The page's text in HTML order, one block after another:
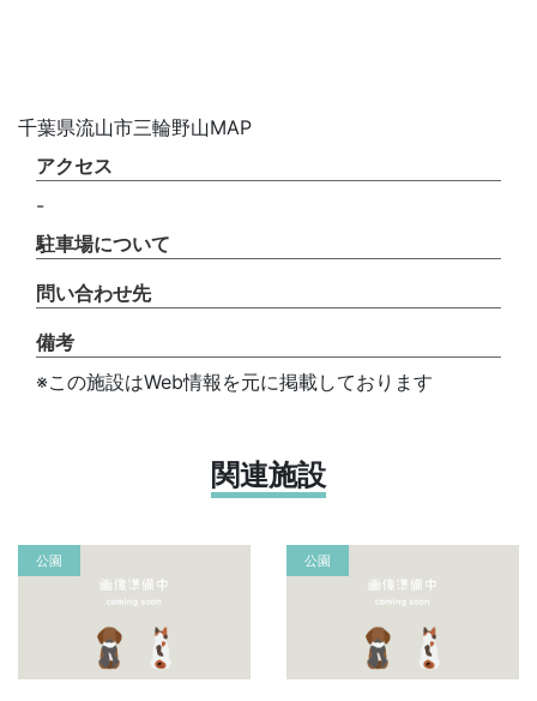
千葉県流山市三輪野山MAP
アクセス
-
駐車場について
問い合わせ先
備考
※この施設はWeb情報を元に掲載しております
関連施設
公園 公園